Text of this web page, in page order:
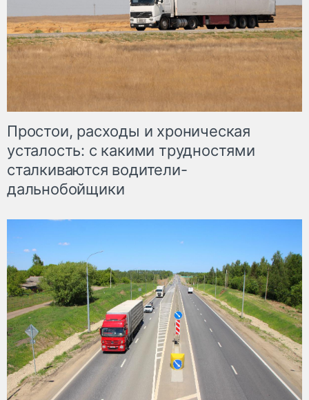
Простои, расходы и хроническая
усталость: с какими трудностями
сталкиваются водители-
дальнобойщики